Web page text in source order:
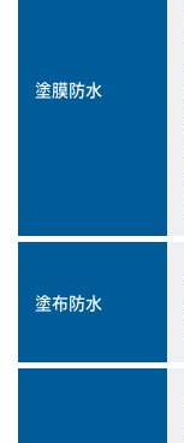
塗膜防水
塗布防水